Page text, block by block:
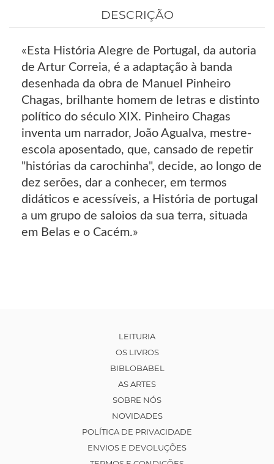
DESCRIÇÃO
«Esta História Alegre de Portugal, da autoria
de Artur Correia, é a adaptação à banda
desenhada da obra de Manuel Pinheiro
Chagas, brilhante homem de letras e distinto
político do século XIX. Pinheiro Chagas
inventa um narrador, João Agualva, mestre-
escola aposentado, que, cansado de repetir
"histórias da carochinha", decide, ao longo de
dez serões, dar a conhecer, em termos
didáticos e acessíveis, a História de portugal
a um grupo de saloios da sua terra, situada
em Belas e o Cacém.»
LEITURIA
OS LIVROS
BIBLOBABEL
AS ARTES
SOBRE NÓS
NOVIDADES
POLÍTICA DE PRIVACIDADE
ENVIOS E DEVOLUÇÕES